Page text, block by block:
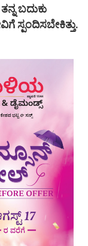
ಬದುಕು
ಸ್ಪಂದಿಸಬೇಕಿತ್ತು.